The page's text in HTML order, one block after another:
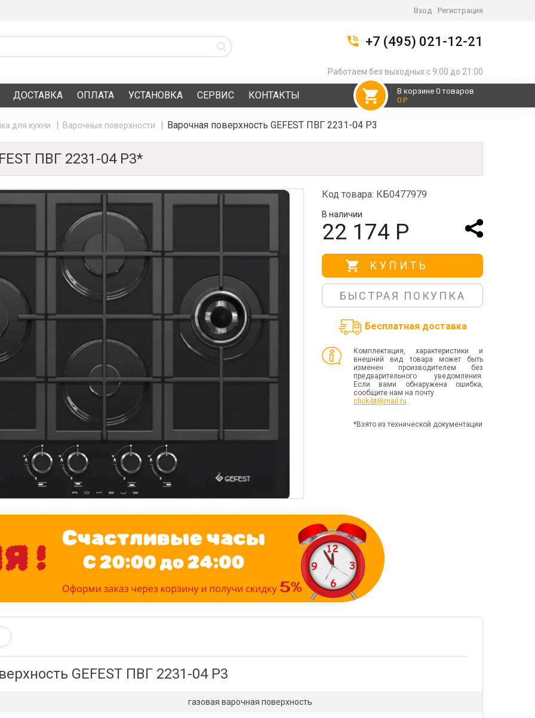
Вход Регистрация
+7 (495) 021-12-21
Работаем без выходных с 9:00 до 21:00
В корзине 0 товаров
0 Р
ДОСТАВКА ОПЛАТА УСТАНОВКА СЕРВИС КОНТАКТЫ
для кухни Варочные поверхности Варочная поверхность GEFEST ПВГ 2231-04 Р3
ПВГ 2231-04 Р3*
Код товара: КБ0477979
В наличии
22 174 Р
КУПИТЬ
БЫСТРАЯ ПОКУПКА
Бесплатная доставка
Комплектация, характеристики и
внешний вид товара может быть
изменен производителем без
предварительного уведомления.
Если вами обнаружена ошибка,
сообщите нам на почту
click-bt@mail.ru
*Взято из технической документации
GEFEST ПВГ 2231-04 Р3
газовая варочная поверхность